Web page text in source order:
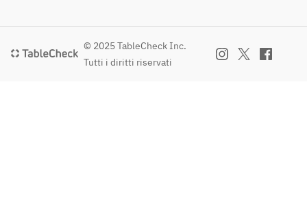
© 2025 TableCheck Inc.
Tutti i diritti riservati